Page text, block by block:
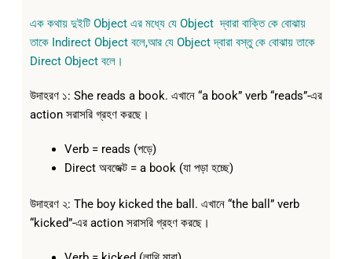
এক কথায় দুইটি Object এর মধ্যে যে Object দ্বারা বাক্তি কে বোঝায়
তাকে Indirect Object বলে,আর যে Object দ্বারা বস্তু কে বোঝায় তাকে
Direct Object বলে।
উদাহরণ ১: She reads a book. এখানে “a book” verb “reads”-এর
action সরাসরি গ্রহণ করছে।
Verb = reads (পড়ে)
Direct অবজেক্ট = a book (যা পড়া হচ্ছে)
উদাহরণ ২: The boy kicked the ball. এখানে “the ball” verb
“kicked”-এর action সরাসরি গ্রহণ করছে।